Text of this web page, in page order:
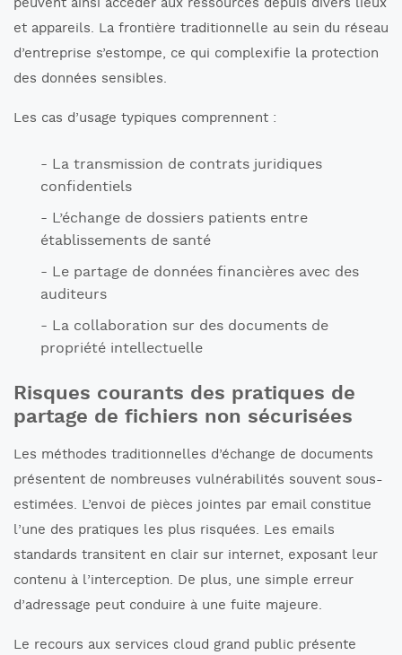
et appareils. La frontière traditionnelle au sein du réseau
d’entreprise s’estompe, ce qui complexifie la protection
des données sensibles.
Les cas d’usage typiques comprennent :
La transmission de contrats juridiques
confidentiels
L’échange de dossiers patients entre
établissements de santé
Le partage de données financières avec des
auditeurs
La collaboration sur des documents de
propriété intellectuelle
Risques courants des pratiques de
partage de fichiers non sécurisées
Les méthodes traditionnelles d’échange de documents
présentent de nombreuses vulnérabilités souvent sous-
estimées. L’envoi de pièces jointes par email constitue
l’une des pratiques les plus risquées. Les emails
standards transitent en clair sur internet, exposant leur
contenu à l’interception. De plus, une simple erreur
d’adressage peut conduire à une fuite majeure.
Le recours aux services cloud grand public présente